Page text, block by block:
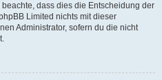
dass dies die Entscheidung der
Limited nichts mit dieser
Administrator, sofern du die nicht